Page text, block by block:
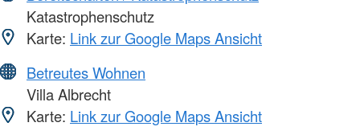
Katastrophenschutz
Karte: Link zur Google Maps Ansicht
Betreutes Wohnen
Villa Albrecht
Karte: Link zur Google Maps Ansicht